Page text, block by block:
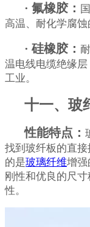
· 氟橡胶：
高温、耐化学腐蚀
· 硅橡胶：
温电线电缆绝缘
工业。
十一、玻
性能特点：
找到玻纤板的直
的是玻璃纤维增强
刚性和优良的尺
性。